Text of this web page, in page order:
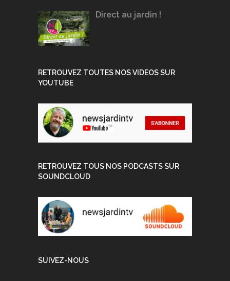
Direct au jardin !
RETROUVEZ TOUTES NOS VIDEOS SUR
YOUTUBE
RETROUVEZ TOUS NOS PODCASTS SUR
SOUNDCLOUD
SUIVEZ-NOUS